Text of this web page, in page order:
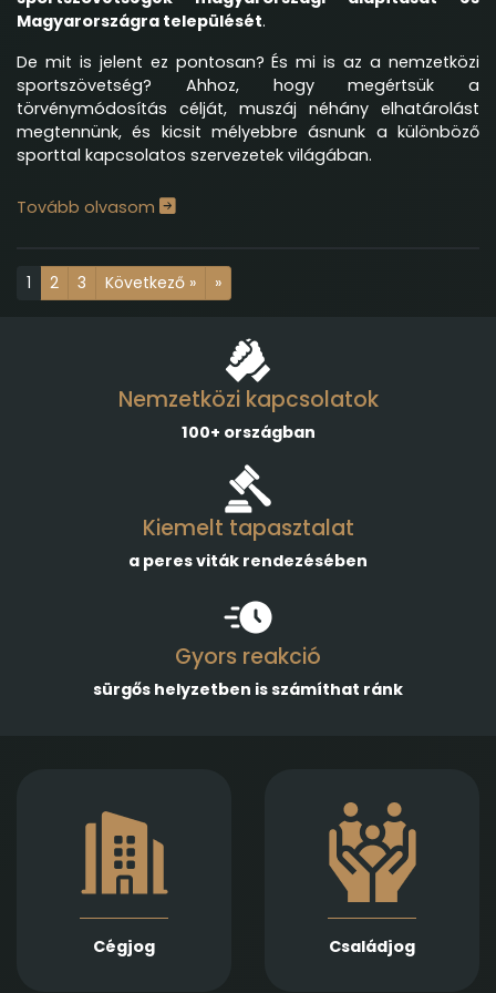
Magyarországra települését.
De mit is jelent ez pontosan? És mi is az a nemzetközi
sportszövetség? Ahhoz, hogy megértsük a
törvénymódosítás célját, muszáj néhány elhatárolást
megtennünk, és kicsit mélyebbre ásnunk a különböző
sporttal kapcsolatos szervezetek világában.
Tovább olvasom
1 2 3 Következő » »
Nemzetközi kapcsolatok
100+ országban
Kiemelt tapasztalat
a peres viták rendezésében
Gyors reakció
sürgős helyzetben is számíthat ránk
Cégjog
módosításában és
átalakulásában
biztosítunk teljes körű
szolgáltatást
Jogi képviseletet
vállalunk
végelszámolás, csőd-
Családjog
megalapozott jogi
támogatást nyújtunk
házassági bontóper,
vagyonmegosztás,
tartásdíj,
gyermekelhelyezés,
szülői felügyelet,
apasági vélelem,